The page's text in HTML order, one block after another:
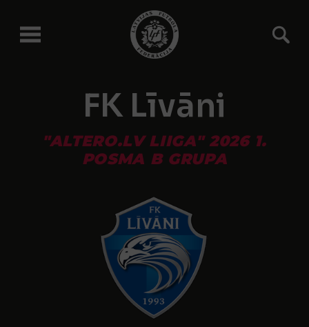
FK Līvāni
"ALTERO.LV LIIGA" 2026 1.
POSMA B GRUPA